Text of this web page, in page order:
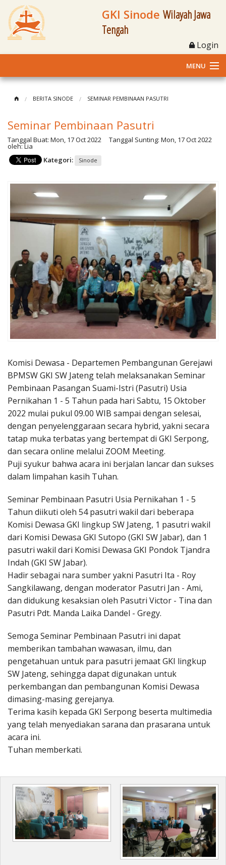
GKI Sinode Wilayah Jawa
Tengah
Login
MENU
Klasis dan Jemaat
Berita Kegiatan
Fasilitas
Materi
BERITA SINODE SEMINAR PEMBINAAN PASUTRI
Seminar Pembinaan Pasutri
Tanggal Buat: Mon, 17 Oct 2022 Tanggal Sunting: Mon, 17 Oct 2022
oleh:Lia
Kategori:
Sinode
Komisi Dewasa - Departemen Pembangunan Gerejawi
BPMSW GKI SW Jateng telah melaksanakan Seminar
Pembinaan Pasangan Suami-Istri (Pasutri) Usia
Pernikahan 1 - 5 Tahun pada hari Sabtu, 15 Oktober
2022 mulai pukul 09.00 WIB sampai dengan selesai,
dengan penyelenggaraan secara hybrid, yakni secara
tatap muka terbatas yang bertempat di GKI Serpong,
dan secara online melalui ZOOM Meeting.
Puji syukur bahwa acara ini berjalan lancar dan sukses
dalam limpahan kasih Tuhan.
Seminar Pembinaan Pasutri Usia Pernikahan 1 - 5
Tahun diikuti oleh 54 pasutri wakil dari beberapa
Komisi Dewasa GKI lingkup SW Jateng, 1 pasutri wakil
dari Komisi Dewasa GKI Sutopo (GKI SW Jabar), dan 1
pasutri wakil dari Komisi Dewasa GKI Pondok Tjandra
Indah (GKI SW Jabar).
Hadir sebagai nara sumber yakni Pasutri Ita - Roy
Sangkilawang, dengan moderator Pasutri Jan - Ami,
dan didukung kesaksian oleh Pasutri Victor - Tina dan
Pasutri Pdt. Manda Laika Dandel - Gregy.
Semoga Seminar Pembinaan Pasutri ini dapat
memberikan tambahan wawasan, ilmu, dan
pengetahuan untuk para pasutri jemaat GKI lingkup
SW Jateng, sehingga dapat digunakan untuk
perkembangan dan pembangunan Komisi Dewasa
dimasing-masing gerejanya.
Terima kasih kepada GKI Serpong beserta multimedia
yang telah menyediakan sarana dan prasarana untuk
acara ini.
Tuhan memberkati.